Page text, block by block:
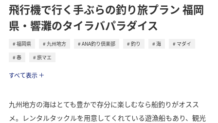
飛行機で行く手ぶらの釣り旅プラン 福岡
県・響灘のタイラバパラダイス
福岡県 九州地方 ANA釣り倶楽部 釣り 海
マダイ
春
旅マエ
すべて表示
九州地方の海はとても豊かで存分に楽しむなら船釣りがオスス
メ。レンタルタックルを用意してくれている遊漁船もあり、観光